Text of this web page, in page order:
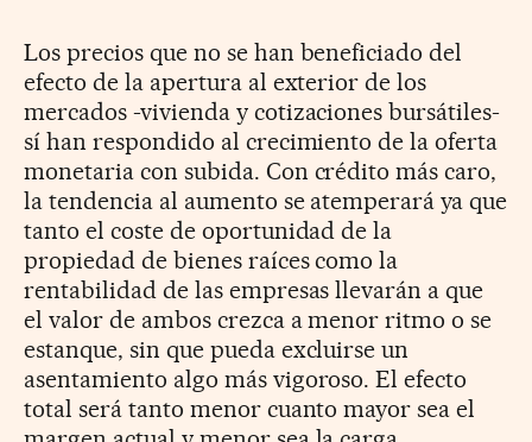
Los precios que no se han beneficiado del
efecto de la apertura al exterior de los
mercados -vivienda y cotizaciones bursátiles-
sí han respondido al crecimiento de la oferta
monetaria con subida. Con crédito más caro,
la tendencia al aumento se atemperará ya que
tanto el coste de oportunidad de la
propiedad de bienes raíces como la
rentabilidad de las empresas llevarán a que
el valor de ambos crezca a menor ritmo o se
estanque, sin que pueda excluirse un
asentamiento algo más vigoroso. El efecto
total será tanto menor cuanto mayor sea el